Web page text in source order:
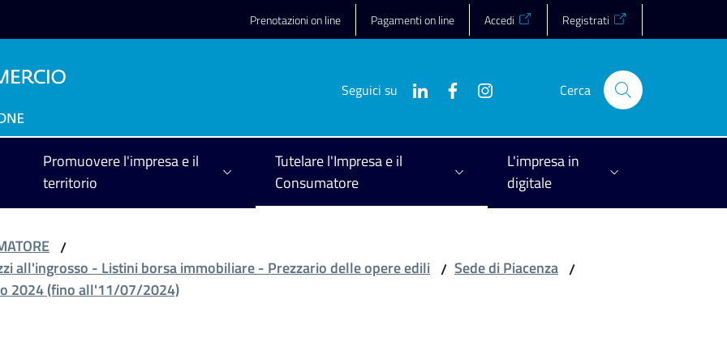
Prenotazioni on line Pagamenti on line Accedi Registrati
Seguici su Cerca
Promuovere l'impresa e il
territorio
Tutelare l'Impresa e il
Consumatore
L'impresa in
digitale
/
all'ingrosso - Listini borsa immobiliare - Prezzario delle opere edili / Sede di Piacenza /
2024 (fino all'11/07/2024)